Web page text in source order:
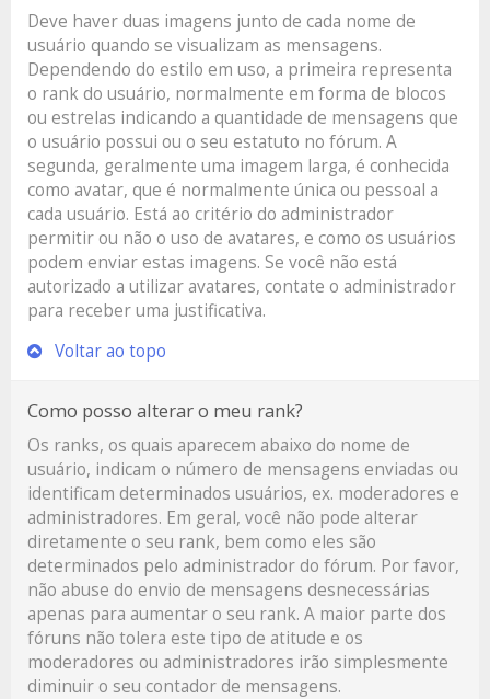
Deve haver duas imagens junto de cada nome de
usuário quando se visualizam as mensagens.
Dependendo do estilo em uso, a primeira representa
o rank do usuário, normalmente em forma de blocos
ou estrelas indicando a quantidade de mensagens que
o usuário possui ou o seu estatuto no fórum. A
segunda, geralmente uma imagem larga, é conhecida
como avatar, que é normalmente única ou pessoal a
cada usuário. Está ao critério do administrador
permitir ou não o uso de avatares, e como os usuários
podem enviar estas imagens. Se você não está
autorizado a utilizar avatares, contate o administrador
para receber uma justificativa.
Voltar ao topo
Como posso alterar o meu rank?
Os ranks, os quais aparecem abaixo do nome de
usuário, indicam o número de mensagens enviadas ou
identificam determinados usuários, ex. moderadores e
administradores. Em geral, você não pode alterar
diretamente o seu rank, bem como eles são
determinados pelo administrador do fórum. Por favor,
não abuse do envio de mensagens desnecessárias
apenas para aumentar o seu rank. A maior parte dos
fóruns não tolera este tipo de atitude e os
moderadores ou administradores irão simplesmente
diminuir o seu contador de mensagens.